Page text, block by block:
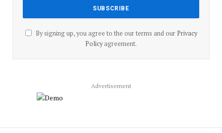
By signing up, you agree to the our terms and our Privacy
Policyagreement.
Advertisement